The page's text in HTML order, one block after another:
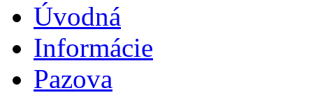
Úvodná
Informácie
Pazova